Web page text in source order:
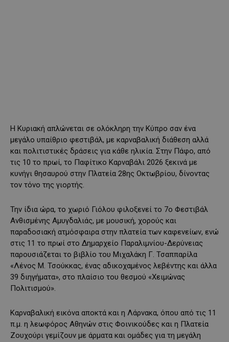
Η Κυριακή απλώνεται σε ολόκληρη την Κύπρο σαν ένα
μεγάλο υπαίθριο φεστιβάλ, με καρναβαλική διάθεση αλλά
και πολιτιστικές δράσεις για κάθε ηλικία. Στην Πάφο, από
τις 10 το πρωί, το Παφίτικο Καρναβάλι 2026 ξεκινά με
κυνήγι θησαυρού στην Πλατεία 28ης Οκτωβρίου, δίνοντας
τον τόνο της γιορτής.
Την ίδια ώρα, το χωριό Γιόλου φιλοξενεί το 7ο Φεστιβάλ
Ανθισμένης Αμυγδαλιάς, με μουσική, χορούς και
παραδοσιακή ατμόσφαιρα στην πλατεία των καφενείων, ενώ
στις 11 το πρωί στο Δημαρχείο Παραλιμνίου-Δερύνειας
παρουσιάζεται το βιβλίο του Μιχαλάκη Γ. Τσαππαρίλα
«Λένος Μ. Τσούκκας, ένας αδικοχαμένος λεβέντης και άλλα
39 διηγήματα», στο πλαίσιο του θεσμού «Χειμώνας
Πολιτισμού».
Καρναβαλική εικόνα αποκτά και η Λάρνακα, όπου από τις 11
π.μ. η λεωφόρος Αθηνών στις Φοινικούδες και η Πλατεία
Ζουχούρι γεμίζουν με άρματα και ομάδες για τη μεγάλη